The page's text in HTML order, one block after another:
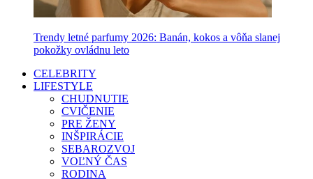
Trendy letné parfumy 2026: Banán, kokos a vôňa slanej
pokožky ovládnu leto
CELEBRITY
LIFESTYLE
CHUDNUTIE
CVIČENIE
PRE ŽENY
INŠPIRÁCIE
SEBAROZVOJ
VOĽNÝ ČAS
RODINA